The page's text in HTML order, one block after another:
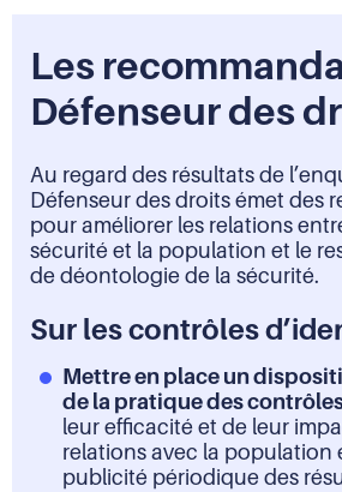
Les
Défenseur des
Au regard des résultats de
Défenseur des droits émet des
pour améliorer les relations
sécurité et la population et le
de déontologie de la sécurité.
Sur les contrôles
Mettre en place un
de la pratique des
leur efficacité et de leur
relations avec la population
publicité périodique des